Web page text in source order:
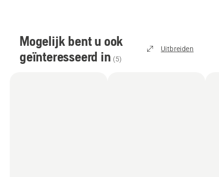
Mogelijk bent u ook
geïnteresseerd in (5)
Uitbreiden